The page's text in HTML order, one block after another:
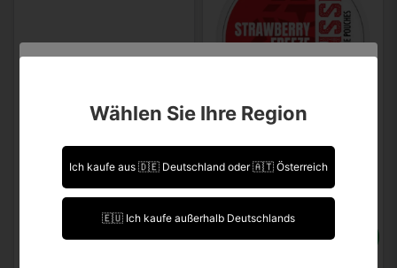
-
Leider können Sie Ihre Daten nicht selbst ändern.
Ich bin über 18 Jahre alt.
Ich bin unter 18 Jahre alt.
Wählen Sie Ihre Region
Ich kaufe aus 🇩🇪 Deutschland oder 🇦🇹 Österreich
🇪🇺 Ich kaufe außerhalb Deutschlands